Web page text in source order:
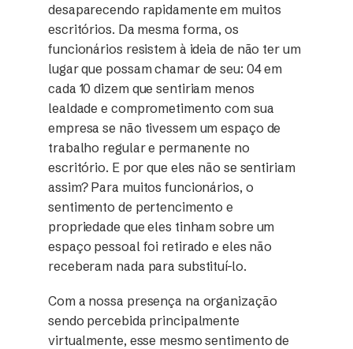
desaparecendo rapidamente em muitos
escritórios. Da mesma forma, os
funcionários resistem à ideia de não ter um
lugar que possam chamar de seu: 04 em
cada 10 dizem que sentiriam menos
lealdade e comprometimento com sua
empresa se não tivessem um espaço de
trabalho regular e permanente no
escritório. E por que eles não se sentiriam
assim? Para muitos funcionários, o
sentimento de pertencimento e
propriedade que eles tinham sobre um
espaço pessoal foi retirado e eles não
receberam nada para substituí-lo.
Com a nossa presença na organização
sendo percebida principalmente
virtualmente, esse mesmo sentimento de